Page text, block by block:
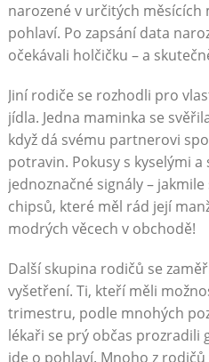
narozené v určitých
pohlaví. Po zapsání data
očekávali holčičku – a
Jiní rodiče se rozhodli pro
jídla. Jedna maminka se
když dá svému partnerovi
potravin. Pokusy s kyselými
jednoznačné signály –
chipsů, které měl rád její
modrých věcech v obchodě!
Další skupina rodičů se
vyšetření. Ti, kteří měli
trimestru, podle mnohých
lékaři se prý občas prozradili
jde o pohlaví. Mnoho z